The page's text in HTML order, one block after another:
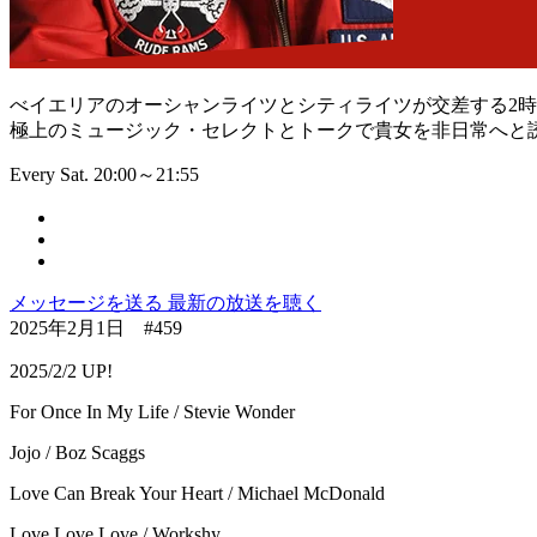
べイエリアのオーシャンライツとシティライツが交差する2時
極上のミュージック・セレクトとトークで貴女を非日常へと
Every Sat. 20:00～21:55
メッセージを送る 最新の放送を聴く
2025年2月1日 #459
2025/2/2 UP!
For Once In My Life / Stevie Wonder
Jojo / Boz Scaggs
Love Can Break Your Heart / Michael McDonald